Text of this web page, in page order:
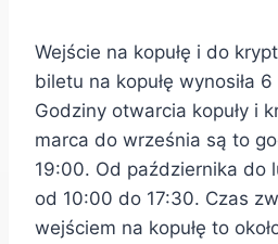
Wejście na kopułę i do
biletu na kopułę wynosiła
Godziny otwarcia kopuły i
marca do września są to
19:00. Od października do
od 10:00 do 17:30. Czas
wejściem na kopułę to